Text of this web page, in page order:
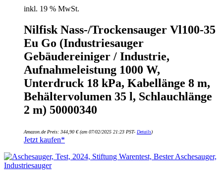
inkl. 19 % MwSt.
Nilfisk Nass-/Trockensauger Vl100-35
Eu Go (Industriesauger
Gebäudereiniger / Industrie,
Aufnahmeleistung 1000 W,
Unterdruck 18 kPa, Kabellänge 8 m,
Behältervolumen 35 l, Schlauchlänge
2 m) 50000340
Amazon.de Preis: 344,90 €(am 07/02/2025 21:23 PST- Details)
Jetzt kaufen*